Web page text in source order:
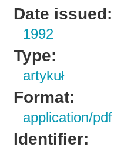
Date issued:
1992
Type:
artykuł
Format:
application/pdf
Identifier: